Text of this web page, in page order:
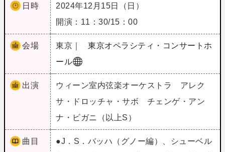
日時
2024年12月15日（日）
開演：11：30/15：00
会場 東京｜
東京オペラシティ・コンサートホ
ール
出演
ウィーン室内弦楽オーケストラ アレク
サ・ドロッチャ・サボ チェンゲ・アン
ナ・ビガニ（以上S）
曲目
●J．S．バッハ（グノー編）、シューベル